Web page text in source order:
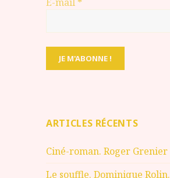
ARTICLES RÉCENTS
Ciné-roman. Roger Grenier
Le souffle. Dominique Rolin.